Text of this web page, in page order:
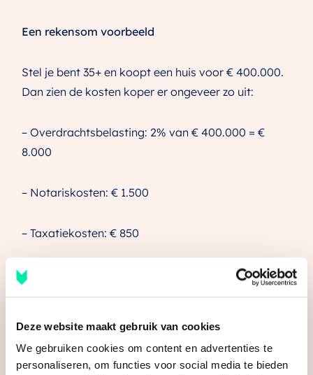
Deze website maakt gebruik van cookies
We gebruiken cookies om content en advertenties te
personaliseren, om functies voor social media te bieden
Een rekensom voorbeeld
Stel je bent 35+ en koopt een huis voor € 400.000.
Dan zien de kosten koper er ongeveer zo uit:
– Overdrachtsbelasting: 2% van € 400.000 = €
8.000
– Notariskosten: € 1.500
– Taxatiekosten: € 850
– Hypotheekkosten: € 2.500
– Bouwtechnische keuring € 450